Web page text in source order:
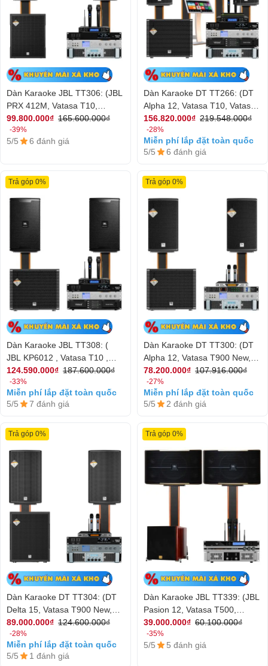
Dàn Karaoke JBL TT306: (JBL
PRX 412M, Vatasa T10,
Vatasa V8Pro, DT Lion408, DT
Sigma118, Vatasa P9 Limited)
99.800.000₫ 165.600.000₫
-39%
5/5 6 đánh giá
Dàn Karaoke DT TT266: (DT
Alpha 12, Vatasa T10, Vatasa
V8 Pro, DT Lion406, Vatasa
DKS1004 NEW, DT Delta118,
Vatasa P9 Limited, Pro 4TB,
VietK 22 inch)
156.820.000₫ 219.548.000₫
-28%
Miễn phí lắp đặt toàn quốc
5/5
6 đánh giá
Dàn Karaoke JBL TT308: (
JBL KP6012 , Vatasa T10 ,
Vatasa V8Pro , Vatasa
DKS1004New, DT Delta115,
Vatasa P9Limited)
Trả góp 0%
124.590.000₫ 187.600.000₫
-33%
Miễn phí lắp đặt toàn quốc
5/5
7 đánh giá
Dàn Karaoke DT TT300: (DT
Alpha 12, Vatasa T900 New,
Vatasa V8Pro, DT Lion408, DT
Delta115, Vatasa P9 Luxury)
Trả góp 0%
78.200.000₫ 107.916.000₫
-27%
Miễn phí lắp đặt toàn quốc
5/5
2 đánh giá
Dàn Karaoke DT TT304: (DT
Delta 15, Vatasa T900 New,
Vatasa V8 Pro, DT Lion408,
DT Sigma118, Vatasa P9
Limited)
Trả góp 0%
89.000.000₫ 124.600.000₫
-28%
Miễn phí lắp đặt toàn quốc
5/5
1 đánh giá
Dàn Karaoke JBL TT339: (JBL
Pasion 12, Vatasa T500,
Vatasa V6 Pro, Vatasa VA-
2600, Nex 12)
Trả góp 0%
39.000.000₫ 60.100.000₫
-35%
5/5 5 đánh giá